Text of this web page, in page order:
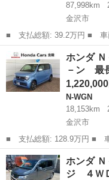
87,998km
金沢市
■ 支払総額: 39.2万円 ■ 車両本体価格： 320,000 円 ■ メーカー
名： ホンダ ■ 車種名：
付 ＶＳＡ スマ－トキ－
ペアキ－ ド...
石川 N-WGN
ホンダ
－ン 最
1,220,000
N-WGN
18,153km
金沢市
■ 支払総額: 128.9万円 ■ 車両本体価格： 1,220,000 円 ■ メーカ
ー名： ホンダ ■ 車種名
ダセンシング ２ト－ン 最
－２０７...
石川 金沢市 N-WGN
ホンダ
ジ ４Ｗ